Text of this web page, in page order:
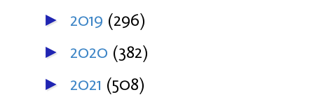
► 2019 (296)
► 2020 (382)
► 2021 (508)